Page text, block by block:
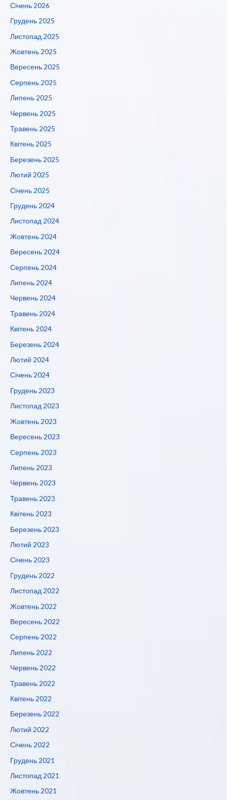
Січень 2026
Грудень 2025
Листопад 2025
Жовтень 2025
Вересень 2025
Серпень 2025
Липень 2025
Червень 2025
Травень 2025
Квітень 2025
Березень 2025
Лютий 2025
Січень 2025
Грудень 2024
Листопад 2024
Жовтень 2024
Вересень 2024
Серпень 2024
Липень 2024
Червень 2024
Травень 2024
Квітень 2024
Березень 2024
Лютий 2024
Січень 2024
Грудень 2023
Листопад 2023
Жовтень 2023
Вересень 2023
Серпень 2023
Липень 2023
Червень 2023
Травень 2023
Квітень 2023
Березень 2023
Лютий 2023
Січень 2023
Грудень 2022
Листопад 2022
Жовтень 2022
Вересень 2022
Серпень 2022
Липень 2022
Червень 2022
Травень 2022
Квітень 2022
Березень 2022
Лютий 2022
Січень 2022
Грудень 2021
Листопад 2021
Жовтень 2021